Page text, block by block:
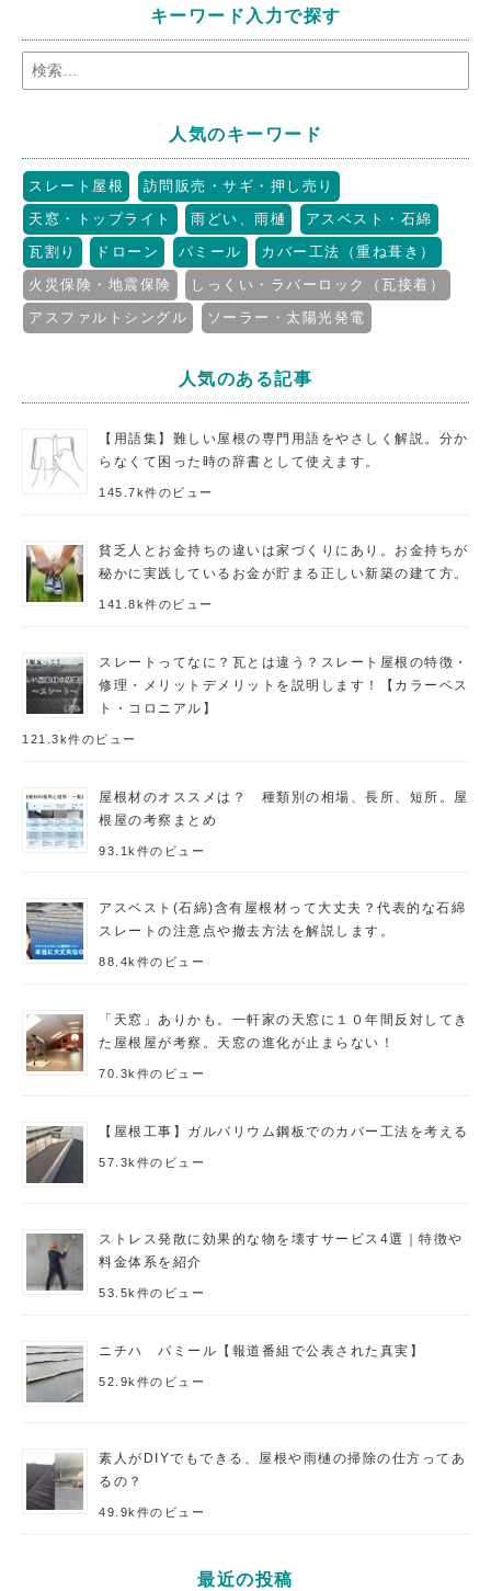
キーワード入力で探す
人気のキーワード
スレート屋根
訪問販売・サギ・押し売り
天窓・トップライト
雨どい、雨樋
アスベスト・石綿
瓦割り
ドローン パミール
カバー工法（重ね葺き）
火災保険・地震保険
しっくい・ラバーロック（瓦接着）
アスファルトシングル
ソーラー・太陽光発電
人気のある記事
【用語集】難しい屋根の専門用語をやさしく解説。分か
らなくて困った時の辞書として使えます。
145.7k件のビュー
貧乏人とお金持ちの違いは家づくりにあり。お金持ちが
秘かに実践しているお金が貯まる正しい新築の建て方。
141.8k件のビュー
スレートってなに？瓦とは違う？スレート屋根の特徴・
修理・メリットデメリットを説明します！【カラーベス
ト・コロニアル】
121.3k件のビュー
屋根材のオススメは？ 種類別の相場、長所、短所。屋
根屋の考察まとめ
93.1k件のビュー
アスベスト(石綿)含有屋根材って大丈夫？代表的な石綿
スレートの注意点や撤去方法を解説します。
88.4k件のビュー
「天窓」ありかも。一軒家の天窓に１０年間反対してき
た屋根屋が考察。天窓の進化が止まらない！
70.3k件のビュー
【屋根工事】ガルバリウム鋼板でのカバー工法を考える
57.3k件のビュー
ストレス発散に効果的な物を壊すサービス4選｜特徴や
料金体系を紹介
53.5k件のビュー
ニチハ パミール【報道番組で公表された真実】
52.9k件のビュー
素人がDIYでもできる、屋根や雨樋の掃除の仕方ってあ
るの？
49.9k件のビュー
最近の投稿